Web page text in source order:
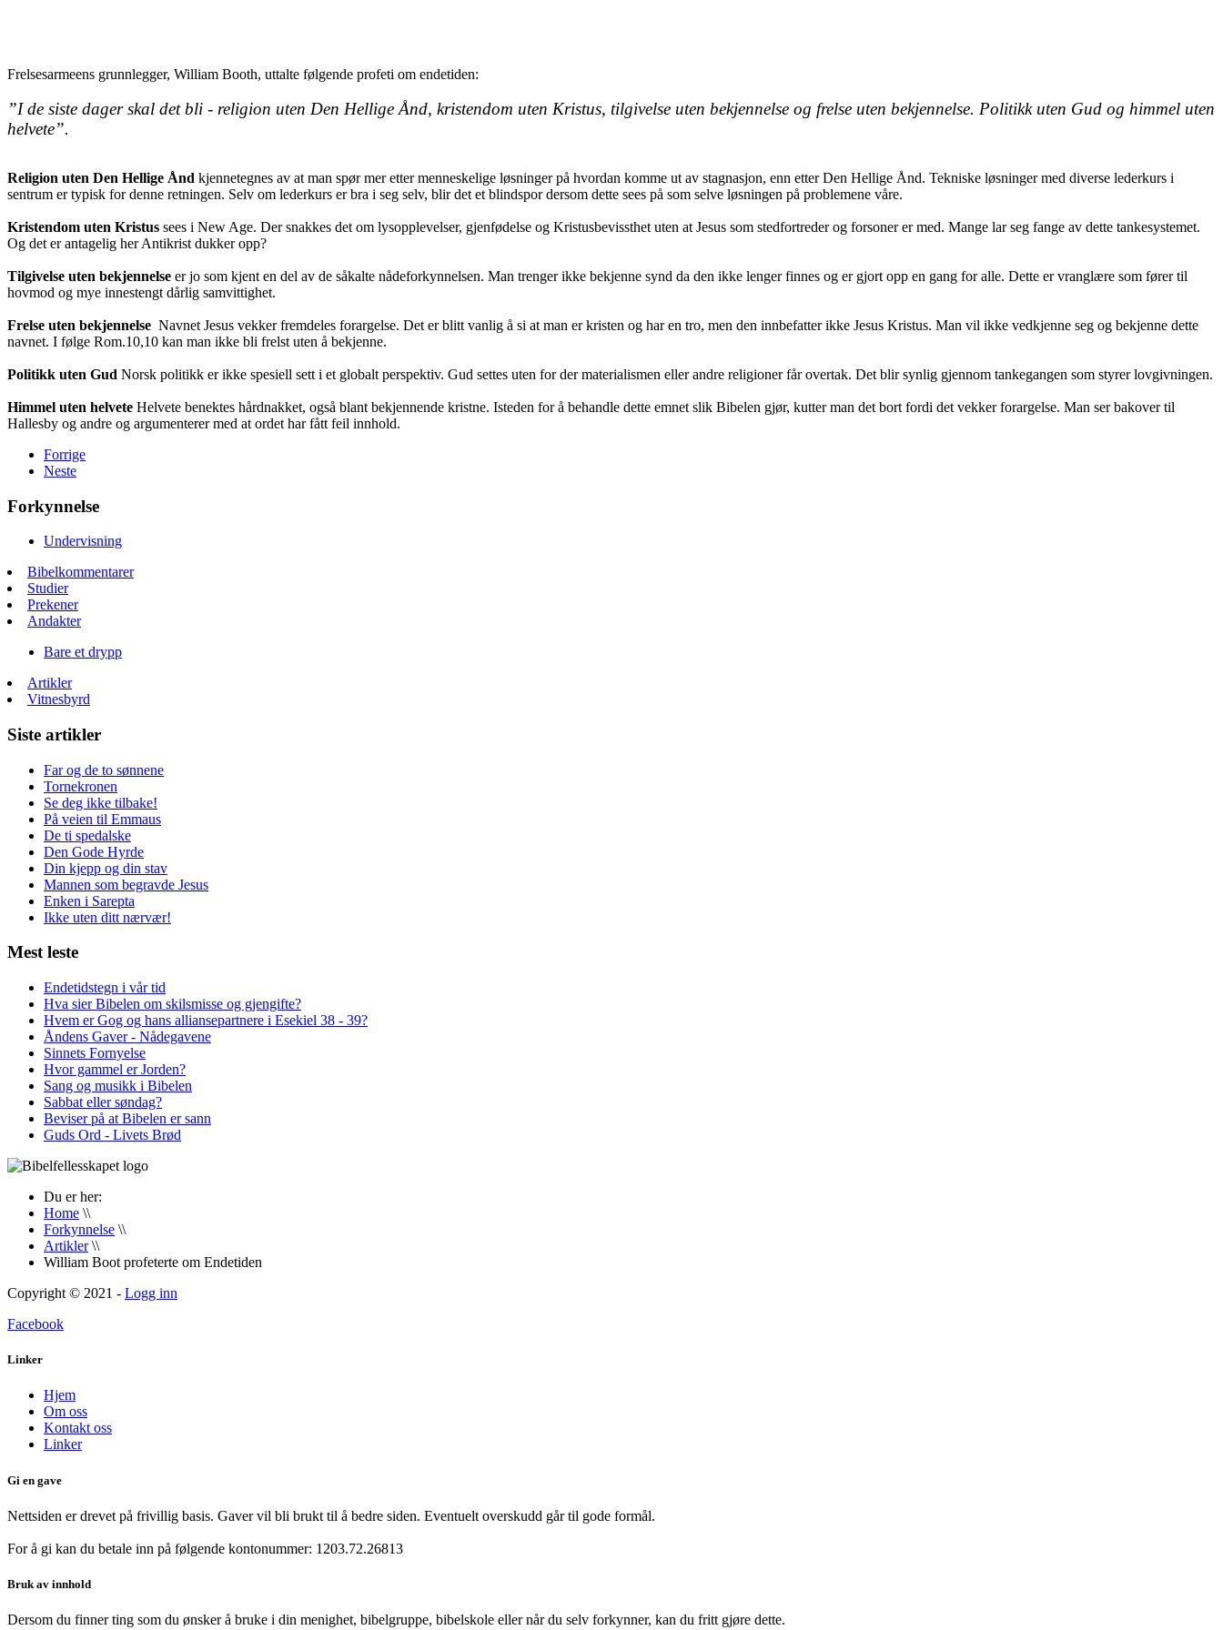
Frelsesarmeens grunnlegger, William Booth, uttalte følgende profeti om endetiden:
”I de siste dager skal det bli - religion uten Den Hellige Ånd, kristendom uten Kristus, tilgivelse uten bekjennelse og frelse uten bekjennelse. Politikk uten Gud og himmel uten
helvete”.
Religion uten Den Hellige Ånd kjennetegnes av at man spør mer etter menneskelige løsninger på hvordan komme ut av stagnasjon, enn etter Den Hellige Ånd. Tekniske løsninger med diverse lederkurs i
sentrum er typisk for denne retningen. Selv om lederkurs er bra i seg selv, blir det et blindspor dersom dette sees på som selve løsningen på problemene våre.
Kristendom uten Kristus sees i New Age. Der snakkes det om lysopplevelser, gjenfødelse og Kristusbevissthet uten at Jesus som stedfortreder og forsoner er med. Mange lar seg fange av dette tankesystemet.
Og det er antagelig her Antikrist dukker opp?
Tilgivelse uten bekjennelse er jo som kjent en del av de såkalte nådeforkynnelsen. Man trenger ikke bekjenne synd da den ikke lenger finnes og er gjort opp en gang for alle. Dette er vranglære som fører til
hovmod og mye innestengt dårlig samvittighet.
Frelse uten bekjennelse Navnet Jesus vekker fremdeles forargelse. Det er blitt vanlig å si at man er kristen og har en tro, men den innbefatter ikke Jesus Kristus. Man vil ikke vedkjenne seg og bekjenne dette
navnet. I følge Rom.10,10 kan man ikke bli frelst uten å bekjenne.
Politikk uten Gud Norsk politikk er ikke spesiell sett i et globalt perspektiv. Gud settes uten for der materialismen eller andre religioner får overtak. Det blir synlig gjennom tankegangen som styrer lovgivningen.
Himmel uten helvete Helvete benektes hårdnakket, også blant bekjennende kristne. Isteden for å behandle dette emnet slik Bibelen gjør, kutter man det bort fordi det vekker forargelse. Man ser bakover til
Hallesby og andre og argumenterer med at ordet har fått feil innhold.
Forrige
Neste
Forkynnelse
Undervisning
Bibelkommentarer
Studier
Prekener
Andakter
Bare et drypp
Artikler
Vitnesbyrd
Siste artikler
Far og de to sønnene
Tornekronen
Se deg ikke tilbake!
På veien til Emmaus
De ti spedalske
Den Gode Hyrde
Din kjepp og din stav
Mannen som begravde Jesus
Enken i Sarepta
Ikke uten ditt nærvær!
Mest leste
Endetidstegn i vår tid
Hva sier Bibelen om skilsmisse og gjengifte?
Hvem er Gog og hans alliansepartnere i Esekiel 38 - 39?
Åndens Gaver - Nådegavene
Sinnets Fornyelse
Hvor gammel er Jorden?
Sang og musikk i Bibelen
Sabbat eller søndag?
Beviser på at Bibelen er sann
Guds Ord - Livets Brød
Du er her:
Home \\
Forkynnelse \\
Artikler \\
William Boot profeterte om Endetiden
Copyright © 2021 - Logg inn
Facebook
Linker
Hjem
Om oss
Kontakt oss
Linker
Gi en gave
Nettsiden er drevet på frivillig basis. Gaver vil bli brukt til å bedre siden. Eventuelt overskudd går til gode formål.
For å gi kan du betale inn på følgende kontonummer: 1203.72.26813
Bruk av innhold
Dersom du finner ting som du ønsker å bruke i din menighet, bibelgruppe, bibelskole eller når du selv forkynner, kan du fritt gjøre dette.